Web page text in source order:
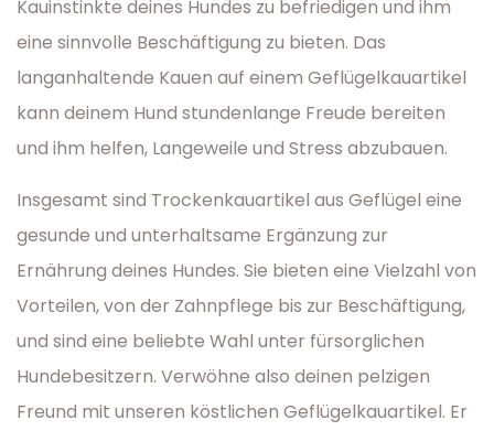
Kauinstinkte deines Hundes zu befriedigen und ihm
eine sinnvolle Beschäftigung zu bieten. Das
langanhaltende Kauen auf einem Geflügelkauartikel
kann deinem Hund stundenlange Freude bereiten
und ihm helfen, Langeweile und Stress abzubauen.
Insgesamt sind Trockenkauartikel aus Geflügel eine
gesunde und unterhaltsame Ergänzung zur
Ernährung deines Hundes. Sie bieten eine Vielzahl von
Vorteilen, von der Zahnpflege bis zur Beschäftigung,
und sind eine beliebte Wahl unter fürsorglichen
Hundebesitzern. Verwöhne also deinen pelzigen
Freund mit unseren köstlichen Geflügelkauartikel. Er